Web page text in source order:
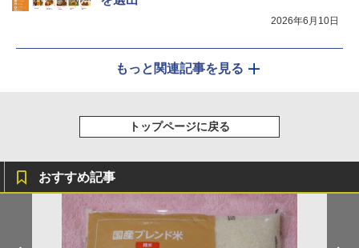
2026年6月10日
もっと関連記事を見る
トップページに戻る
おすすめ記事